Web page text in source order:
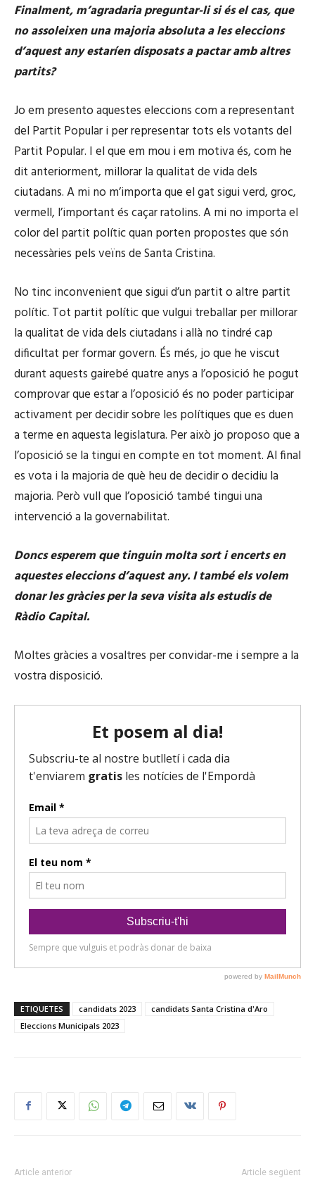
Finalment, m’agradaria preguntar-li si és el cas, que
no assoleixen una majoria absoluta a les eleccions
d’aquest any estaríen disposats a pactar amb altres
partits?
Jo em presento aquestes eleccions com a representant
del Partit Popular i per representar tots els votants del
Partit Popular. I el que em mou i em motiva és, com he
dit anteriorment, millorar la qualitat de vida dels
ciutadans. A mi no m’importa que el gat sigui verd, groc,
vermell, l’important és caçar ratolins. A mi no importa el
color del partit polític quan porten propostes que són
necessàries pels veïns de Santa Cristina.
No tinc inconvenient que sigui d’un partit o altre partit
polític. Tot partit polític que vulgui treballar per millorar
la qualitat de vida dels ciutadans i allà no tindré cap
dificultat per formar govern. És més, jo que he viscut
durant aquests gairebé quatre anys a l’oposició he pogut
comprovar que estar a l’oposició és no poder participar
activament per decidir sobre les polítiques que es duen
a terme en aquesta legislatura. Per això jo proposo que a
l’oposició se la tingui en compte en tot moment. Al final
es vota i la majoria de què heu de decidir o decidiu la
majoria. Però vull que l’oposició també tingui una
intervenció a la governabilitat.
Doncs esperem que tinguin molta sort i encerts en
aquestes eleccions d’aquest any. I també els volem
donar les gràcies per la seva visita als estudis de
Ràdio Capital.
Moltes gràcies a vosaltres per convidar-me i sempre a la
vostra disposició.
ETIQUETES candidats 2023
candidats Santa Cristina d'Aro
Eleccions Municipals 2023
Article anterior Article següent